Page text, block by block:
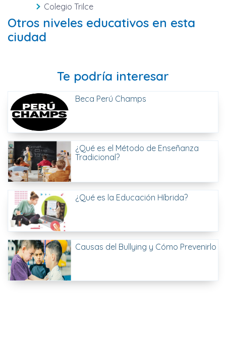
Colegio Trilce
Otros niveles educativos en esta
ciudad
Te podría interesar
Beca Perú Champs
¿Qué es el Método de Enseñanza
Tradicional?
¿Qué es la Educación Híbrida?
Causas del Bullying y Cómo Prevenirlo